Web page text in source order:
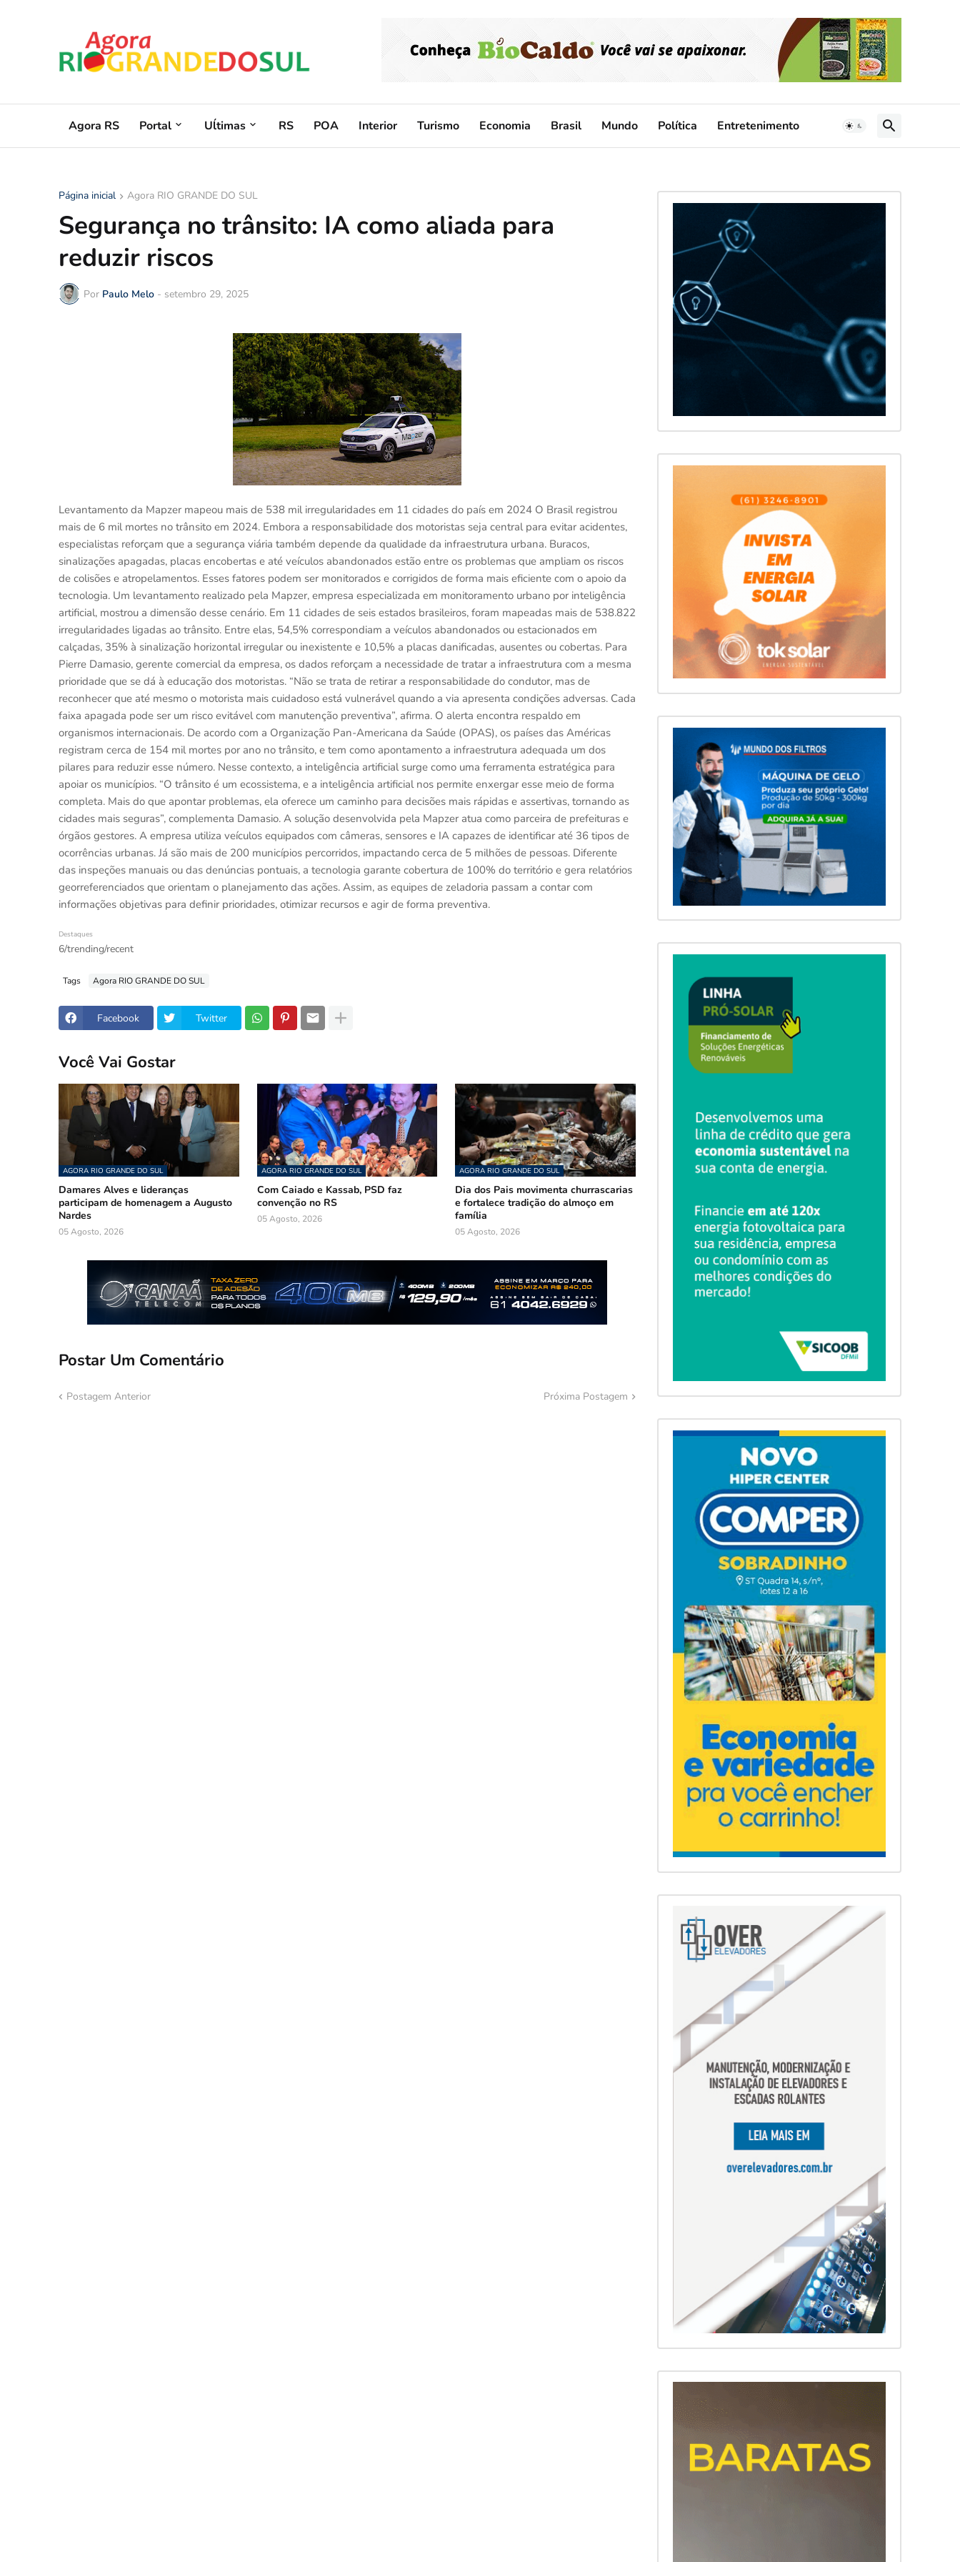
Agora RS Portal Uĺtimas RS POA Interior Turismo Economia Brasil Mundo Política Entretenimento
Página inicial Agora RIO GRANDE DO SUL
Segurança no trânsito: IA como aliada para
reduzir riscos
Por Paulo Melo - setembro 29, 2025
Levantamento da Mapzer mapeou mais de 538 mil irregularidades em 11 cidades do país em 2024 O Brasil registrou
mais de 6 mil mortes no trânsito em 2024. Embora a responsabilidade dos motoristas seja central para evitar acidentes,
especialistas reforçam que a segurança viária também depende da qualidade da infraestrutura urbana. Buracos,
sinalizações apagadas, placas encobertas e até veículos abandonados estão entre os problemas que ampliam os riscos
de colisões e atropelamentos. Esses fatores podem ser monitorados e corrigidos de forma mais eficiente com o apoio da
tecnologia. Um levantamento realizado pela Mapzer, empresa especializada em monitoramento urbano por inteligência
artificial, mostrou a dimensão desse cenário. Em 11 cidades de seis estados brasileiros, foram mapeadas mais de 538.822
irregularidades ligadas ao trânsito. Entre elas, 54,5% correspondiam a veículos abandonados ou estacionados em
calçadas, 35% à sinalização horizontal irregular ou inexistente e 10,5% a placas danificadas, ausentes ou cobertas. Para
Pierre Damasio, gerente comercial da empresa, os dados reforçam a necessidade de tratar a infraestrutura com a mesma
prioridade que se dá à educação dos motoristas. “Não se trata de retirar a responsabilidade do condutor, mas de
reconhecer que até mesmo o motorista mais cuidadoso está vulnerável quando a via apresenta condições adversas. Cada
faixa apagada pode ser um risco evitável com manutenção preventiva”, afirma. O alerta encontra respaldo em
organismos internacionais. De acordo com a Organização Pan-Americana da Saúde (OPAS), os países das Américas
registram cerca de 154 mil mortes por ano no trânsito, e tem como apontamento a infraestrutura adequada um dos
pilares para reduzir esse número. Nesse contexto, a inteligência artificial surge como uma ferramenta estratégica para
apoiar os municípios. “O trânsito é um ecossistema, e a inteligência artificial nos permite enxergar esse meio de forma
completa. Mais do que apontar problemas, ela oferece um caminho para decisões mais rápidas e assertivas, tornando as
cidades mais seguras”, complementa Damasio. A solução desenvolvida pela Mapzer atua como parceira de prefeituras e
órgãos gestores. A empresa utiliza veículos equipados com câmeras, sensores e IA capazes de identificar até 36 tipos de
ocorrências urbanas. Já são mais de 200 municípios percorridos, impactando cerca de 5 milhões de pessoas. Diferente
das inspeções manuais ou das denúncias pontuais, a tecnologia garante cobertura de 100% do território e gera relatórios
georreferenciados que orientam o planejamento das ações. Assim, as equipes de zeladoria passam a contar com
informações objetivas para definir prioridades, otimizar recursos e agir de forma preventiva.
Destaques
6/trending/recent
Tags Agora RIO GRANDE DO SUL
Facebook Twitter
Você Vai Gostar
AGORA RIO GRANDE DO SUL
Damares Alves e lideranças
participam de homenagem a Augusto
Nardes
05 Agosto, 2026
AGORA RIO GRANDE DO SUL
Com Caiado e Kassab, PSD faz
convenção no RS
05 Agosto, 2026
AGORA RIO GRANDE DO SUL
Dia dos Pais movimenta churrascarias
e fortalece tradição do almoço em
família
05 Agosto, 2026
Postar Um Comentário
Postagem Anterior Próxima Postagem